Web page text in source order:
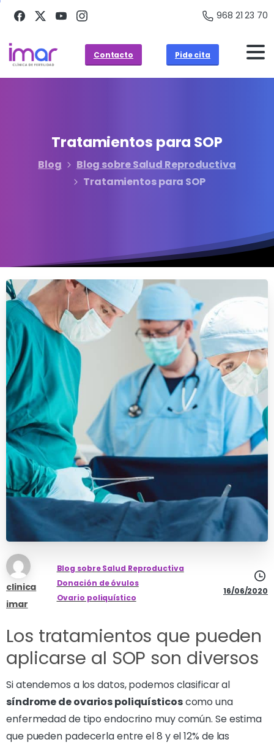
968 21 23 70
Contacto Pide cita
Tratamientos para SOP
Blog
Blog sobre Salud Reproductiva
Tratamientos para SOP
clinica
imar
Blog sobre Salud Reproductiva
Donación de óvulos
Ovario poliquístico
16/06/2020
Los tratamientos que pueden
aplicarse al SOP son diversos
Si atendemos a los datos, podemos clasificar al
síndrome de ovarios poliquísticoscomo una
enfermedad de tipo endocrino muy común. Se estima
que pueden padecerla entre el 8 y el 12% de las